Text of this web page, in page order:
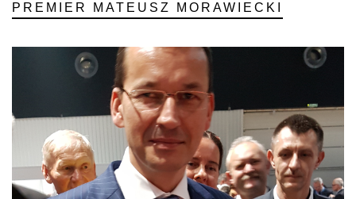
PREMIER MATEUSZ MORAWIECKI